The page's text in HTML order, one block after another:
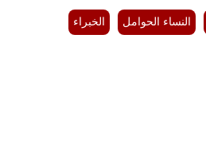
النساء الحوامل الخبراء